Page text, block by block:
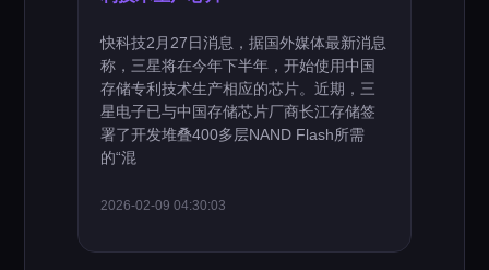
快科技2月27日消息，据国外媒体最新消息
称，三星将在今年下半年，开始使用中国
存储专利技术生产相应的芯片。近期，三
星电子已与中国存储芯片厂商长江存储签
署了开发堆叠400多层NAND Flash所需
的“混
2026-02-09 04:30:03